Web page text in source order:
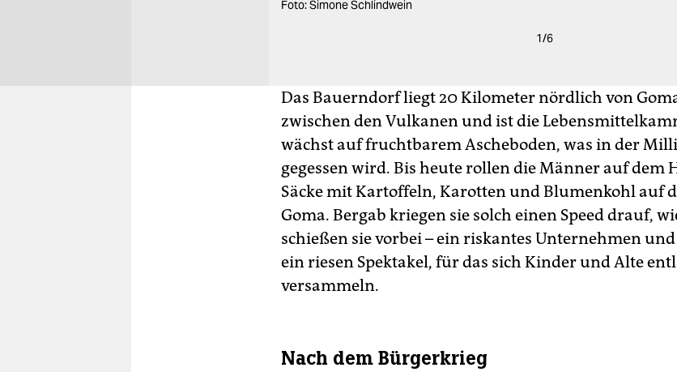
Foto: Simone Schlindwein
1/6
Das Bauerndorf liegt 20 Kilometer nördlich von
zwischen den Vulkanen und ist die
wächst auf fruchtbarem Ascheboden, was in der
gegessen wird. Bis heute rollen die Männer auf dem
Säcke mit Kartoffeln, Karotten und Blumenkohl auf
Goma. Bergab kriegen sie solch einen Speed drauf,
schießen sie vorbei – ein riskantes Unternehmen
ein riesen Spektakel, für das sich Kinder und Alte
versammeln.
Nach dem Bürgerkrieg